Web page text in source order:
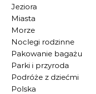
Jeziora
Miasta
Morze
Noclegi rodzinne
Pakowanie bagażu
Parki i przyroda
Podróże z dziećmi
Polska